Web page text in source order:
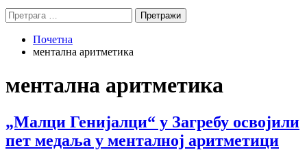
Претрага
за:
Почетна
ментална аритметика
ментална аритметика
„Малци Генијалци“ у Загребу освојили
пет медаља у менталној аритметици